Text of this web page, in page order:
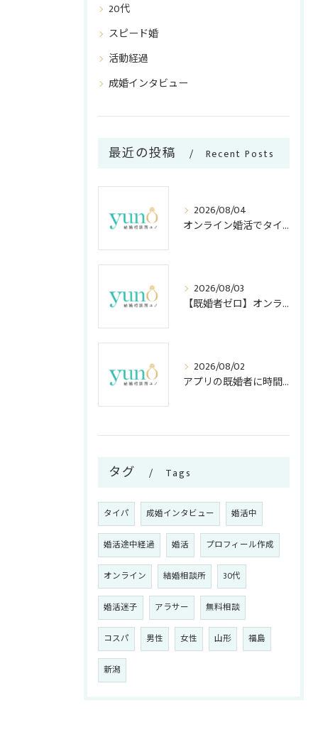
20代
スピード婚
活動経過
成婚インタビュー
最近の投稿 Recent Posts
2026/08/04
オンライン婚活でタイパ重視のメリット
2026/08/03
【既婚者ゼロ】オンライン結婚相談所の「独身証明書」活用法！アプリ・店舗型との安全度＆コスト比較
2026/08/02
アプリの既婚者に時間を奪われない！アラサー女子が知っておくべき嘘の見破り方
タグ Tags
タイパ 成婚インタビュー 婚活中
婚活途中経過 婚活 プロフィール作成
オンライン 結婚相談所 30代
婚活迷子 アラサー 無料相談
コスパ 男性 女性 山形 福島
新潟